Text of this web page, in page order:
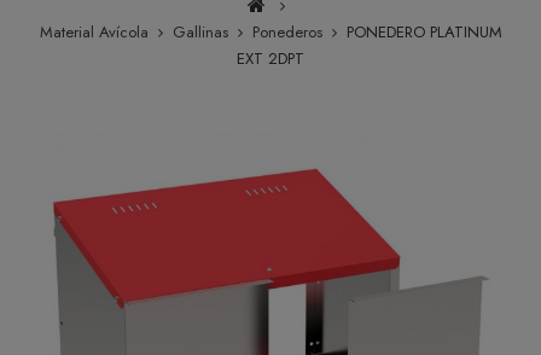
Material Avícola Gallinas Ponederos
PONEDERO PLATINUM
EXT 2DPT